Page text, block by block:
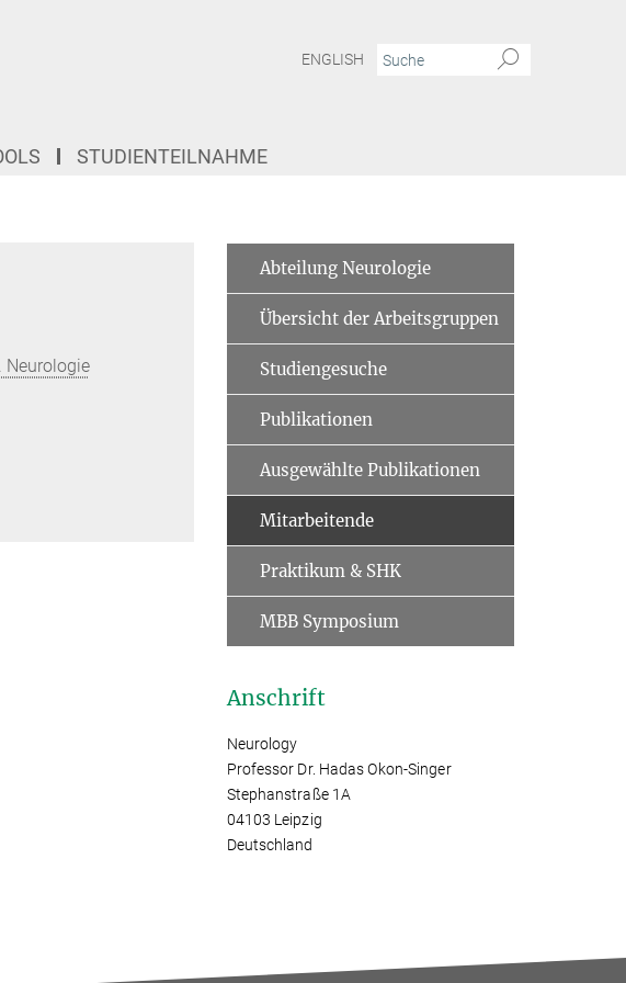
ENGLISH
STUDIENTEILNAHME
Neurologie
Abteilung Neurologie
Übersicht der Arbeitsgruppen
Studiengesuche
Publikationen
Ausgewählte Publikationen
Mitarbeitende
Praktikum & SHK
MBB Symposium
Anschrift
Neurology
Professor Dr. Hadas Okon-Singer
Stephanstraße 1A
04103 Leipzig
Deutschland